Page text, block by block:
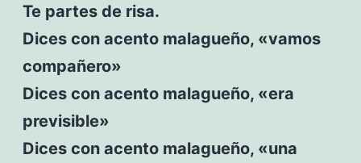
Te partes de risa.
Dices con acento malagueño, «vamos
compañero»
Dices con acento malagueño, «era
previsible»
Dices con acento malagueño, «una